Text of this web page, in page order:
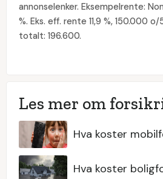
annonselenker. Eksempelrente:
%. Eks. eff. rente 11,9 %, 150.000
totalt: 196.600.
Les mer om
Hva koster
Hva koster